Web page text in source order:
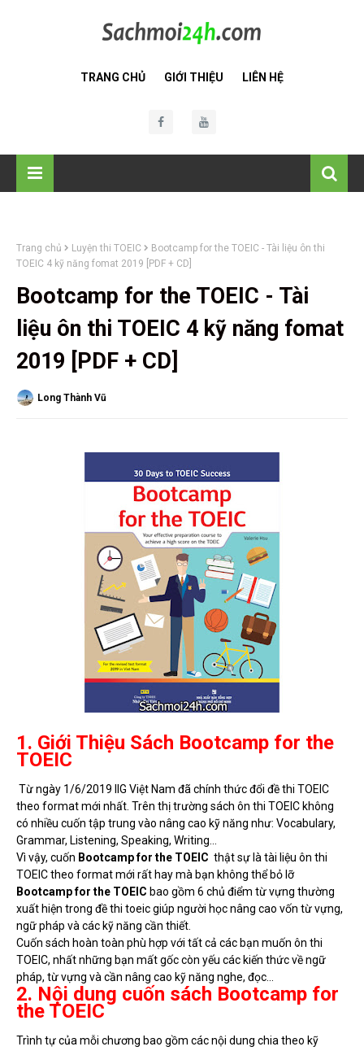
TRANG CHỦ GIỚI THIỆU LIÊN HỆ
Trang chủ Luyện thi TOEIC
Bootcamp for the TOEIC - Tài liệu ôn thi
TOEIC 4 kỹ năng fomat 2019 [PDF + CD]
Bootcamp for the TOEIC - Tài
liệu ôn thi TOEIC 4 kỹ năng fomat
2019 [PDF + CD]
Long Thành Vũ
1. Giới Thiệu Sách Bootcamp for the
TOEIC
Từ ngày 1/6/2019 IIG Việt Nam đã chính thức đổi đề thi TOEIC
theo format mới nhất. Trên thị trường sách ôn thi TOEIC không
có nhiều cuốn tập trung vào nâng cao kỹ năng như: Vocabulary,
Grammar, Listening, Speaking, Writing...
Vì vậy, cuốn Bootcamp for the TOEIC thật sự là tài liệu ôn thi
TOEIC theo format mới rất hay mà bạn không thể bỏ lỡ
Bootcamp for the TOEIC bao gồm 6 chủ điểm từ vựng thường
xuất hiện trong đề thi toeic giúp người học nâng cao vốn từ vựng,
ngữ pháp và các kỹ năng cần thiết.
Cuốn sách hoàn toàn phù hợp với tất cả các bạn muốn ôn thi
TOEIC, nhất những bạn mất gốc còn yếu các kiến thức về ngữ
pháp, từ vựng và cần nâng cao kỹ năng nghe, đọc...
2. Nội dung cuốn sách Bootcamp for
the TOEIC
Trình tự của mỗi chương bao gồm các nội dung chia theo kỹ